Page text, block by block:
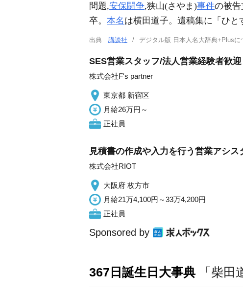
問題,安保闘争,狭山(さやま)事件の被告
卒。 本名 は横田道子。遺稿集に「ひと
出典 講談社 デジタル版 日本人名大辞典+Plus
SES営業スタッフ/法人営業経験者歓
株式会社F's partner
東京都 新宿区
月給26万円～
正社員
見積書の作成や入力を行う営業アシ
株式会社RIOT
大阪府 枚方市
月給21万4,100円～33万4,200円
正社員
Sponsored by
367日誕生日大事典 「柴田